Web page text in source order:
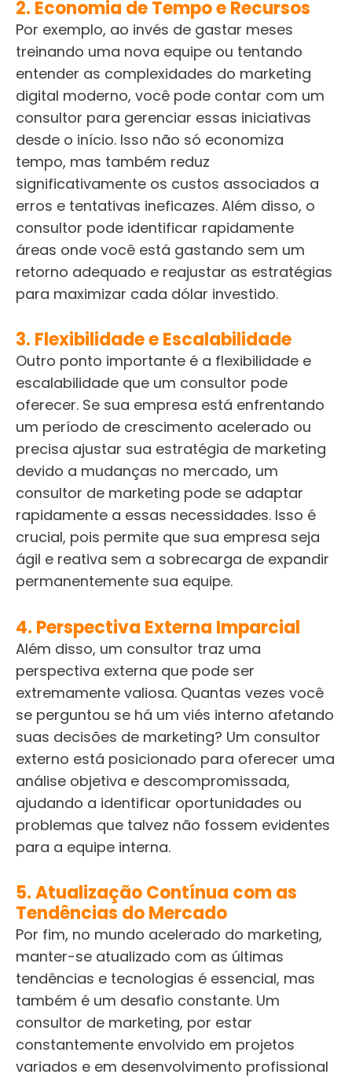
2. Economia de Tempo e Recursos
Por exemplo, ao invés de gastar meses
treinando uma nova equipe ou tentando
entender as complexidades do marketing
digital moderno, você pode contar com um
consultor para gerenciar essas iniciativas
desde o início. Isso não só economiza
tempo, mas também reduz
significativamente os custos associados a
erros e tentativas ineficazes. Além disso, o
consultor pode identificar rapidamente
áreas onde você está gastando sem um
retorno adequado e reajustar as estratégias
para maximizar cada dólar investido.
3. Flexibilidade e Escalabilidade
Outro ponto importante é a flexibilidade e
escalabilidade que um consultor pode
oferecer. Se sua empresa está enfrentando
um período de crescimento acelerado ou
precisa ajustar sua estratégia de marketing
devido a mudanças no mercado, um
consultor de marketing pode se adaptar
rapidamente a essas necessidades. Isso é
crucial, pois permite que sua empresa seja
ágil e reativa sem a sobrecarga de expandir
permanentemente sua equipe.
4. Perspectiva Externa Imparcial
Além disso, um consultor traz uma
perspectiva externa que pode ser
extremamente valiosa. Quantas vezes você
se perguntou se há um viés interno afetando
suas decisões de marketing? Um consultor
externo está posicionado para oferecer uma
análise objetiva e descompromissada,
ajudando a identificar oportunidades ou
problemas que talvez não fossem evidentes
para a equipe interna.
5. Atualização Contínua com as
Tendências do Mercado
Por fim, no mundo acelerado do marketing,
manter-se atualizado com as últimas
tendências e tecnologias é essencial, mas
também é um desafio constante. Um
consultor de marketing, por estar
constantemente envolvido em projetos
variados e em desenvolvimento profissional